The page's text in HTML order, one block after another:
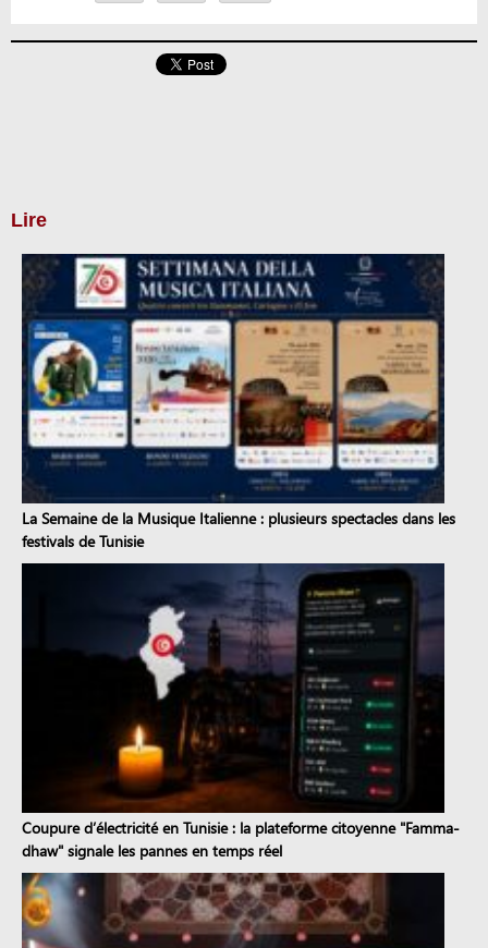
Lire
La Semaine de la Musique Italienne : plusieurs spectacles dans les
festivals de Tunisie
Coupure d’électricité en Tunisie : la plateforme citoyenne "Famma-
dhaw" signale les pannes en temps réel